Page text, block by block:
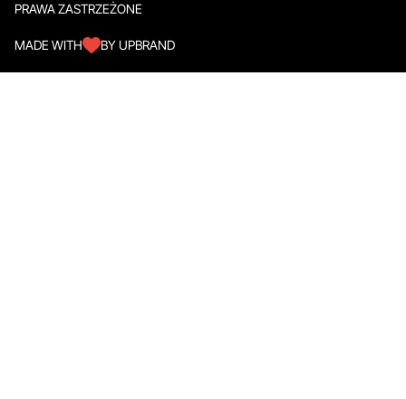
PRAWA ZASTRZEŻONE
MADE WITH BY UPBRAND